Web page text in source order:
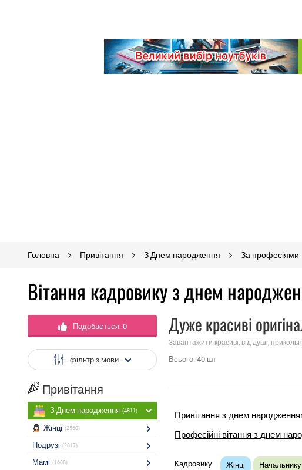
Головна Привітання З Днем народження За професіями
Вітання кадровику з днем
Подобається: 0
фільтр з мови
Привітання
З Днем народження (4811)
Жінці (2560)
Подрузі (2817)
Мамі (1608)
Дуже красиві
Завантажити красиві, від душі,
Всього: 40 шт
Привітання з днем
Професійні вітання з днем
Кадровику Жінці Начальнику